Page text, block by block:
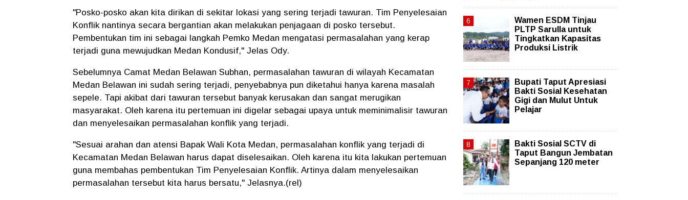
"Posko-posko akan kita dirikan di sekitar lokasi yang sering terjadi tawuran. Tim Penyelesaian
Konflik nantinya secara bergantian akan melakukan penjagaan di posko tersebut.
Pembentukan tim ini sebagai langkah Pemko Medan mengatasi permasalahan yang kerap
terjadi guna mewujudkan Medan Kondusif," Jelas Ody.
Sebelumnya Camat Medan Belawan Subhan, permasalahan tawuran di wilayah Kecamatan
Medan Belawan ini sudah sering terjadi, penyebabnya pun diketahui hanya karena masalah
sepele. Tapi akibat dari tawuran tersebut banyak kerusakan dan sangat merugikan
masyarakat. Oleh karena itu pertemuan ini digelar sebagai upaya untuk meminimalisir tawuran
dan menyelesaikan permasalahan konflik yang terjadi.
"Sesuai arahan dan atensi Bapak Wali Kota Medan, permasalahan konflik yang terjadi di
Kecamatan Medan Belawan harus dapat diselesaikan. Oleh karena itu kita lakukan pertemuan
guna membahas pembentukan Tim Penyelesaian Konflik. Artinya dalam menyelesaikan
permasalahan tersebut kita harus bersatu," Jelasnya.(rel)
Wamen ESDM Tinjau
PLTP Sarulla untuk
Tingkatkan Kapasitas
Produksi Listrik
Bupati Taput Apresiasi
Bakti Sosial Kesehatan
Gigi dan Mulut Untuk
Pelajar
Bakti Sosial SCTV di
Taput Bangun Jembatan
Sepanjang 120 meter